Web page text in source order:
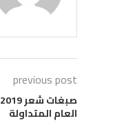
previous post
العام المتداولة